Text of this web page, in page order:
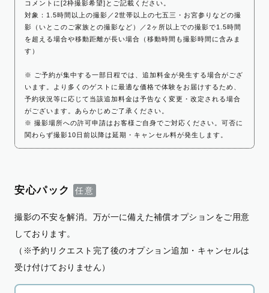
コメントに[2枠撮影希望]とご記載ください。
対象：1.5時間以上の撮影／2世帯以上の七五三・お宮参りなどの撮
影（いとこのご家族との撮影など）／2ヶ所以上での撮影で1.5時間
を超える場合や移動距離が長い場合（移動時間も撮影時間に含みま
す）
※ ご予約が集中する一部日程では、追加料金が発生する場合がござ
います。より多くのゲストに最適な価格で体験をお届けするため、
予約状況等に応じて当該追加料金は予告なく変更・改定される場合
がございます。あらかじめご了承ください。
※ 撮影場所への許可申請はお客様ご自身でご対応ください。可否に
関わらず撮影10日前以降は延期・キャンセル料が発生します。
安心パック
撮影の不安を解消。万が一に備えた補償オプションをご用意
しております。
（※予約リクエスト完了後のオプション追加・キャンセルは
受け付けておりません）